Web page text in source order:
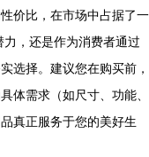
价比，在市场中占据了一
，还是作为消费者通过
选择。建议您在购买前，
体需求（如尺寸、功能、
真正服务于您的美好生